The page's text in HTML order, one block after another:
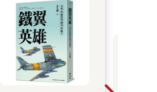
。那年緬甸運動人士被歡迎
不長，依然經歷了三年的醞
，最終卻迎來了勝利凱旋。